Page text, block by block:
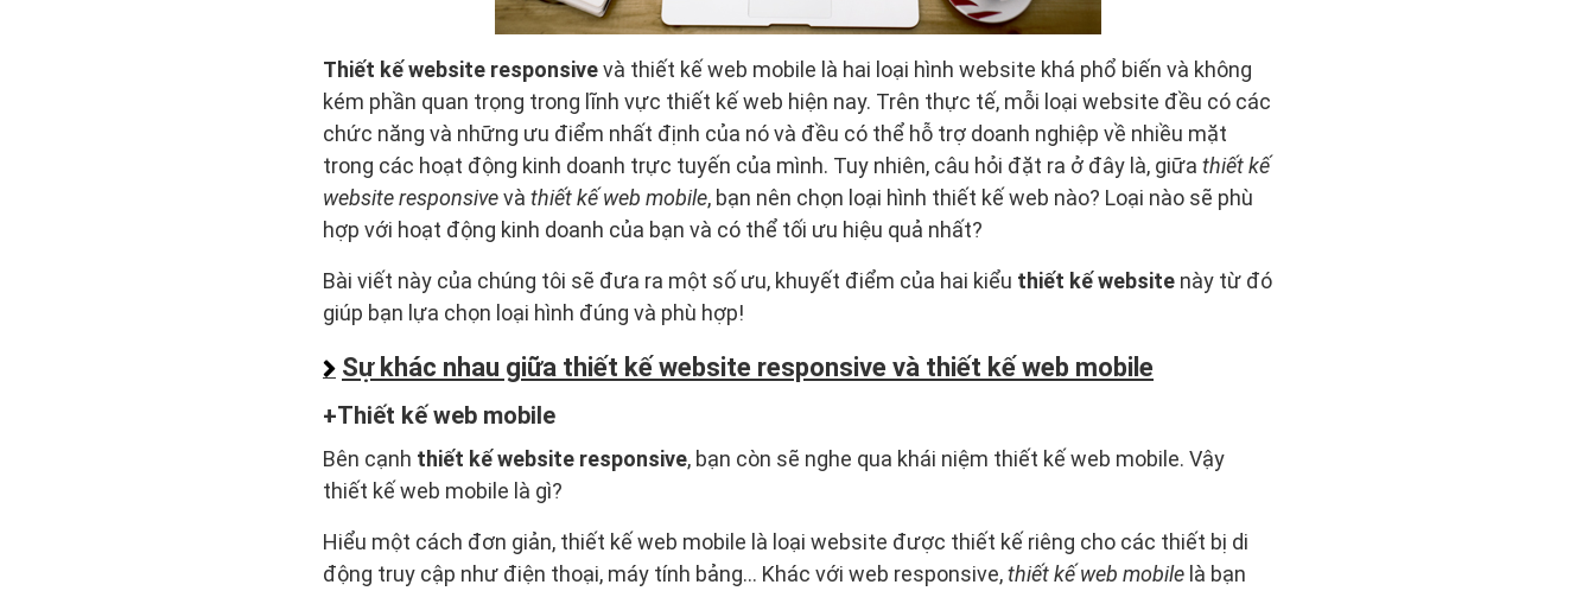
Thiết kế website responsivevà thiết kế web mobile là hai loại hình website khá phổ biến và không
kém phần quan trọng trong lĩnh vực thiết kế web hiện nay. Trên thực tế, mỗi loại website đều có các
chức năng và những ưu điểm nhất định của nó và đều có thể hỗ trợ doanh nghiệp về nhiều mặt
trong các hoạt động kinh doanh trực tuyến của mình. Tuy nhiên, câu hỏi đặt ra ở đây là, giữa thiết kế
website responsivevà thiết kế web mobile, bạn nên chọn loại hình thiết kế web nào? Loại nào sẽ phù
hợp với hoạt động kinh doanh của bạn và có thể tối ưu hiệu quả nhất?
Bài viết này của chúng tôi sẽ đưa ra một số ưu, khuyết điểm của hai kiểu thiết kế website này từ đó
giúp bạn lựa chọn loại hình đúng và phù hợp!
Sự khác nhau giữa thiết kế website responsive và thiết kế web mobile
Thiết kế web mobile
Bên cạnh thiết kế website responsive, bạn còn sẽ nghe qua khái niệm thiết kế web mobile. Vậy
thiết kế web mobile là gì?
Hiểu một cách đơn giản, thiết kế web mobile là loại website được thiết kế riêng cho các thiết bị di
động truy cập như điện thoại, máy tính bảng… Khác với web responsive,thiết kế web mobile là bạn